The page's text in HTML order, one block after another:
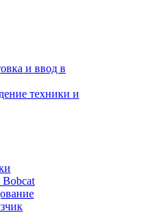
и ввод в
техники и
Bobcat